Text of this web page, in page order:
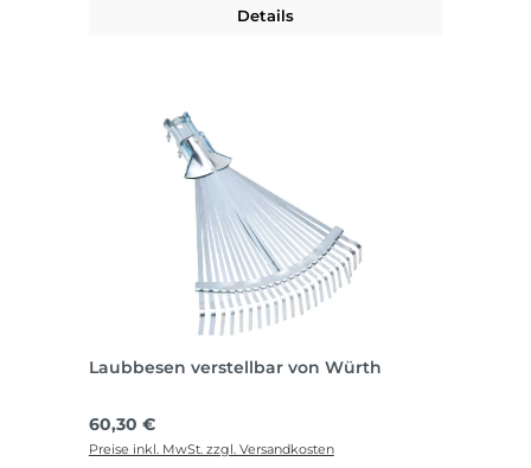
Details
Laubbesen verstellbar von Würth
Regulärer Preis:
60,30 €
Preise inkl. MwSt. zzgl. Versandkosten